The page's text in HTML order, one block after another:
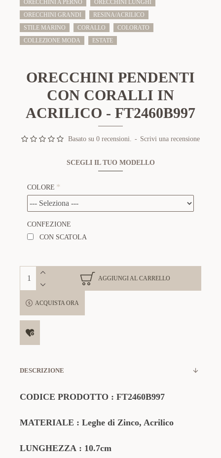
ORECCHINI A PERNO
ORECCHINI LUNGHI
ORECCHINI GRANDI
RESINA/ACRILICO
STILE MARINO
CORALLO
COLORATO
COLLEZIONE MODA
ESTATE
ORECCHINI PENDENTI
CON CORALLI IN
ACRILICO - FT2460B997
Basato su 0 recensioni. - Scrivi una recensione
SCEGLI IL TUO MODELLO
COLORE
CONFEZIONE
CON SCATOLA
AGGIUNGI AL CARRELLO
ACQUISTA ORA
DESCRIZIONE
CODICE PRODOTTO : FT2460B997
MATERIALE : Leghe di Zinco, Acrilico
LUNGHEZZA : 10.7cm